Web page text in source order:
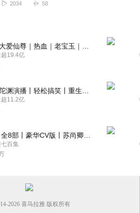
2034 58
19.4亿
11.2亿
百集
2026 喜马拉雅 版权所有